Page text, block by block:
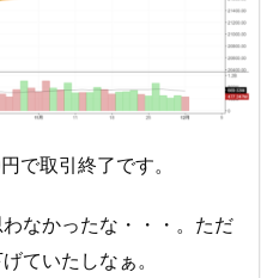
取引終了です。
なかったな・・・。ただ
ていたしなぁ。